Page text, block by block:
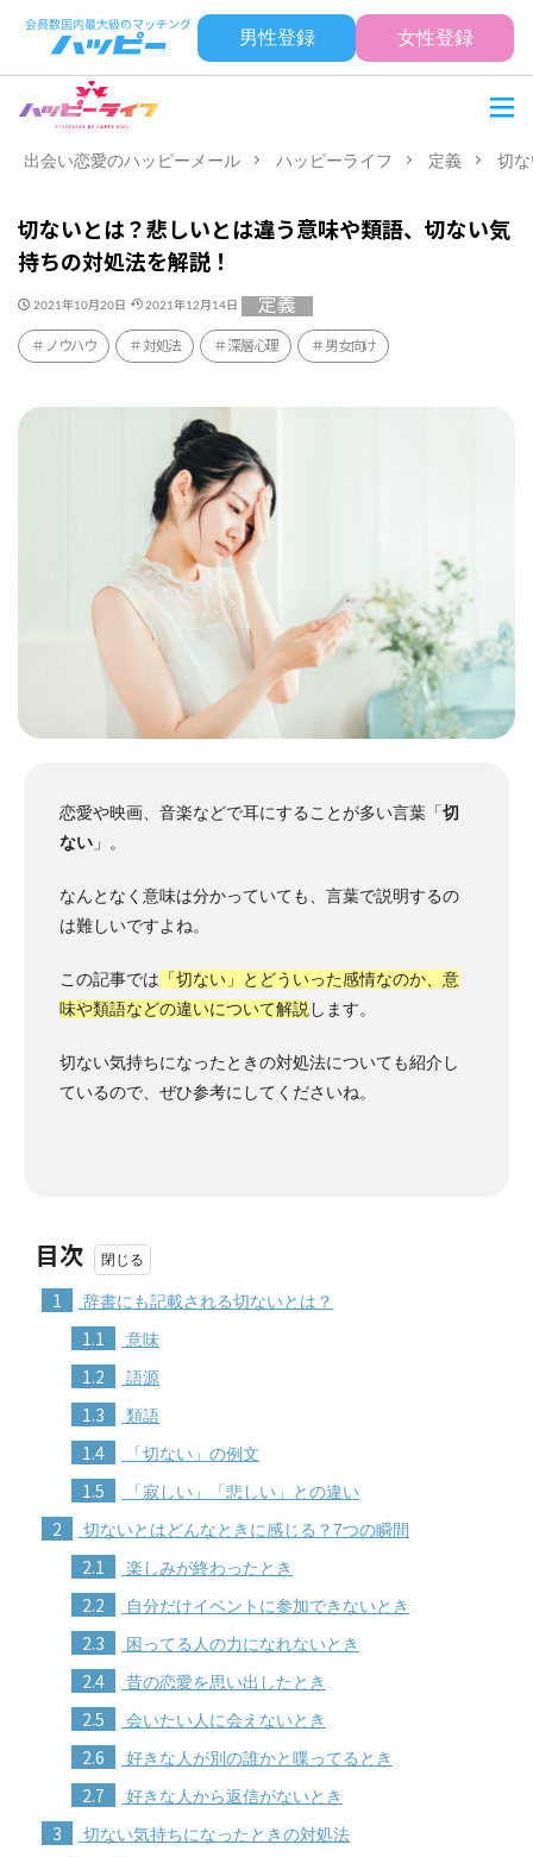
男性登録 女性登録
出会い恋愛のハッピーメール ハッピーライフ 定義 切
切ないとは？悲しいとは違う意味や類語、切ない気
持ちの対処法を解説！
2021年10月20日 2021年12月14日 定義
ノウハウ 対処法 深層心理 男女向け
恋愛や映画、音楽などで耳にすることが多い言葉「切
ない 」。
なんとなく意味は分かっていても、言葉で説明するの
は難しいですよね。
この記事では 「切ない」とどういった感情なのか、意
味や類語などの違いについて解説 します。
切ない気持ちになったときの対処法についても紹介し
ているので、ぜひ参考にしてくださいね。
目次
1 辞書にも記載される切ないとは？
1.1 意味
1.2 語源
1.3 類語
1.4 「切ない」の例文
1.5 「寂しい」「悲しい」との違い
2 切ないとはどんなときに感じる？7つの瞬間
2.1 楽しみが終わったとき
2.2 自分だけイベントに参加できないとき
2.3 困ってる人の力になれないとき
2.4 昔の恋愛を思い出したとき
2.5 会いたい人に会えないとき
2.6 好きな人が別の誰かと喋ってるとき
2.7 好きな人から返信がないとき
3 切ない気持ちになったときの対処法